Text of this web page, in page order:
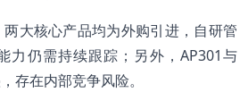
大核心产品均为外购引进，自研管
力仍需持续跟踪；另外，AP301与
存在内部竞争风险。